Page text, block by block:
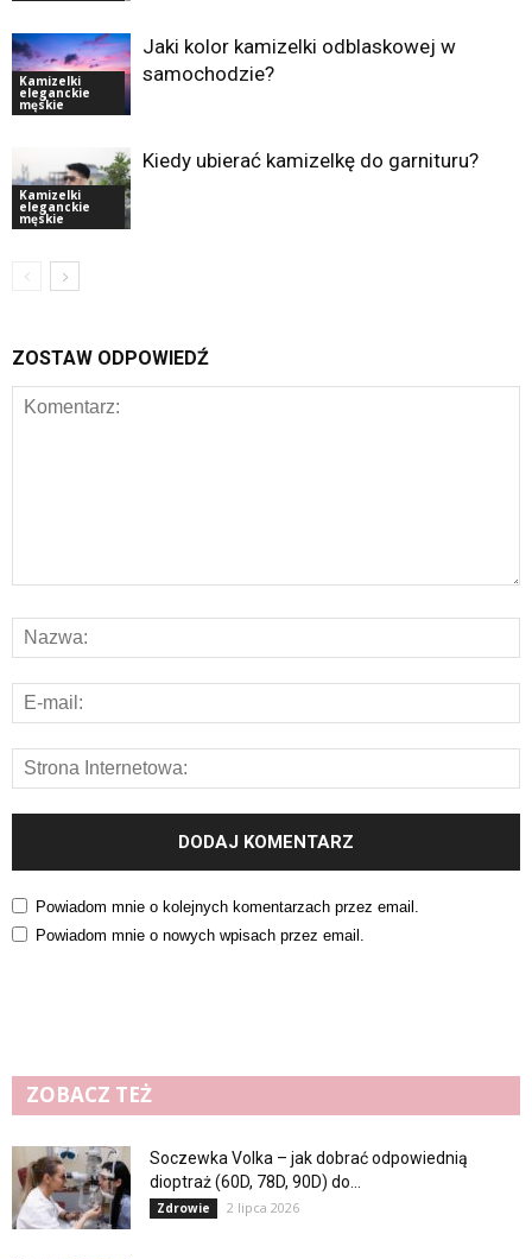
Kamizelki
eleganckie
męskie
Jaki kolor kamizelki odblaskowej w
samochodzie?
Kamizelki
eleganckie
męskie
Kiedy ubierać kamizelkę do garnituru?
ZOSTAW ODPOWIEDŹ
Powiadom mnie o kolejnych komentarzach przez email.
Powiadom mnie o nowych wpisach przez email.
ZOBACZ TEŻ
Soczewka Volka – jak dobrać odpowiednią
dioptraż (60D, 78D, 90D) do...
Zdrowie 2 lipca 2026